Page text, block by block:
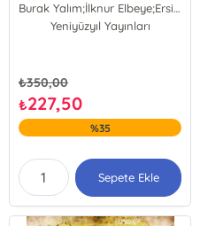
Burak Yalım;İlknur Elbeye;Ersin Kopuz
Yeniyüzyıl Yayınları
₺350,00
₺227,50
%35
Sepete Ekle